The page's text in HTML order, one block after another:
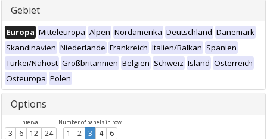
Gebiet
Europa Mitteleuropa Alpen Nordamerika Deutschland Dänemark
Skandinavien Niederlande Frankreich Italien/Balkan Spanien
Türkei/Nahost Großbritannien Belgien Schweiz Island Österreich
Osteuropa Polen
Options
Intervall
3 6 12 24
Number of panels in row
1 2 3 4 6